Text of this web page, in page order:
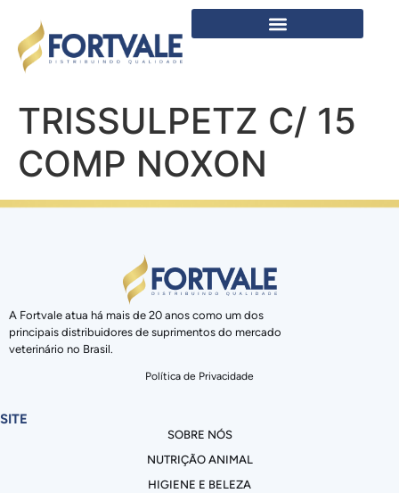
TRISSULPETZ C/ 15
COMP NOXON
A Fortvale atua há mais de 20 anos como um dos
principais distribuidores de suprimentos do mercado
veterinário no Brasil.
Política de Privacidade
SITE
SOBRE NÓS
NUTRIÇÃO ANIMAL
HIGIENE E BELEZA